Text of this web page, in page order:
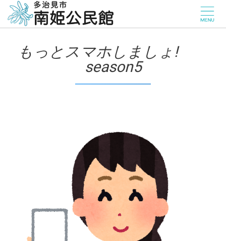
もっとスマホしましょ!
season5